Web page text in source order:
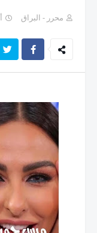
محرر - البراق